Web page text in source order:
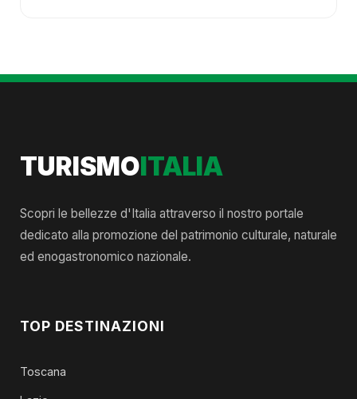
TURISMOITALIA
Scopri le bellezze d'Italia attraverso il nostro portale
dedicato alla promozione del patrimonio culturale, naturale
ed enogastronomico nazionale.
TOP DESTINAZIONI
Toscana